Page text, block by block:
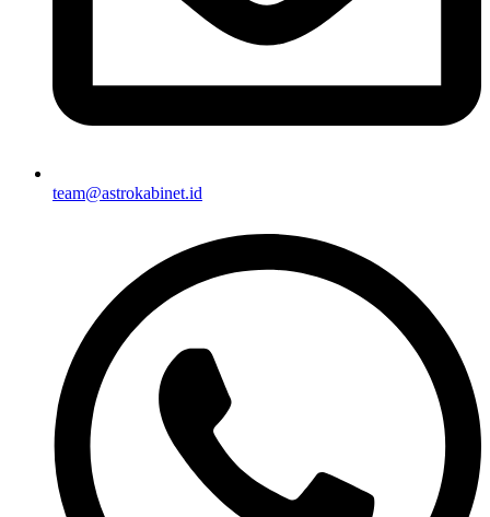
team@astrokabinet.id